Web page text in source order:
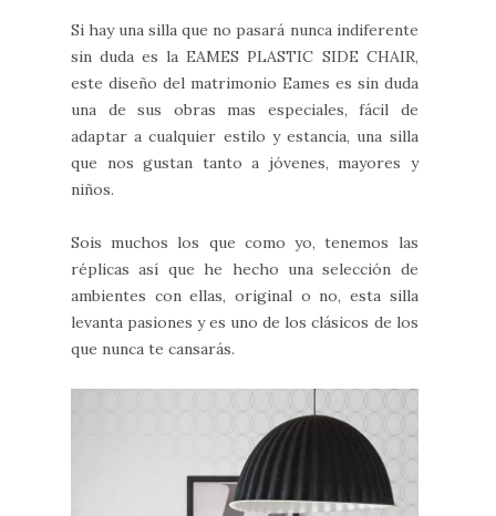
Si hay una silla que no pasará nunca indiferente
sin duda es la EAMES PLASTIC SIDE CHAIR,
este diseño del matrimonio Eames es sin duda
una de sus obras mas especiales, fácil de
adaptar a cualquier estilo y estancia, una silla
que nos gustan tanto a jóvenes, mayores y
niños.
Sois muchos los que como yo, tenemos las
réplicas así que he hecho una selección de
ambientes con ellas, original o no, esta silla
levanta pasiones y es uno de los clásicos de los
que nunca te cansarás.